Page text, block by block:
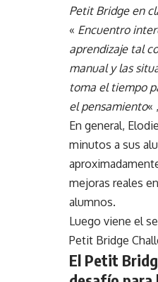
Petit Bridge en
« Encuentro
aprendizaje tal
manual y las
toma el tiempo
el pensamiento«
En general,
minutos a sus
mejoras reales
alumnos.
Luego viene el
Petit Bridge
El Petit